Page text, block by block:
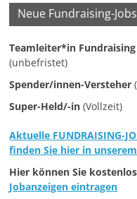
|
V
e
r
e
i
n
e
Neue Fundraising-Jobs
Teamleiter*in Fundraising
(unbefristet)
Spender/innen-Versteher
Super-Held/-in (Vollzeit)
Aktuelle FUNDRAISING-
finden Sie hier in
Hier können Sie kostenlos
Jobanzeigen eintragen